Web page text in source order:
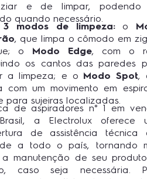
e de limpar, podendo
quando necessário.
3 modos de limpeza:o
, que limpa o cômodo em
o Modo Edge, com o
os cantos das paredes
a limpeza; e o Modo Spot,
com um movimento em
para sujeiras localizadas.
de aspiradores n° 1 em
a Electrolux oferece
de assistência técnica
a todo o país, tornando
manutenção de seu
caso seja necessária.